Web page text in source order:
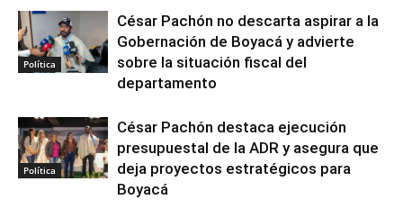
Política
César Pachón no descarta aspirar a la
Gobernación de Boyacá y advierte
sobre la situación fiscal del
departamento
Política
César Pachón destaca ejecución
presupuestal de la ADR y asegura que
deja proyectos estratégicos para
Boyacá